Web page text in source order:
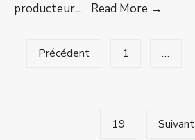
producteur... Read More →
Pagination
desPrécédent 1 …
19 Suivant